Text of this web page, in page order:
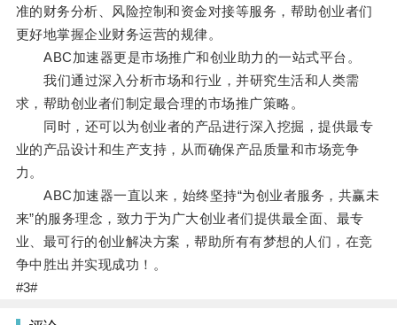
准的财务分析、风险控制和资金对接等服务，帮助创业者们
更好地掌握企业财务运营的规律。
ABC加速器更是市场推广和创业助力的一站式平台。
我们通过深入分析市场和行业，并研究生活和人类需
求，帮助创业者们制定最合理的市场推广策略。
同时，还可以为创业者的产品进行深入挖掘，提供最专
业的产品设计和生产支持，从而确保产品质量和市场竞争
力。
ABC加速器一直以来，始终坚持“为创业者服务，共赢未
来”的服务理念，致力于为广大创业者们提供最全面、最专
业、最可行的创业解决方案，帮助所有有梦想的人们，在竞
争中胜出并实现成功！。
#3#